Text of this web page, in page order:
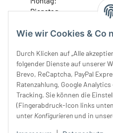
Wie wir Cookies & Co
Durch Klicken auf „Alle
folgender Dienste auf unserer
Brevo, ReCaptcha, PayPal
Ratenzahlung, Google
Tracking. Sie können die
(Fingerabdruck-Icon links
unter Konfigurieren und in
Dienstag:
Donnerstag:
Samstag:
Unser Service
Rechtliches